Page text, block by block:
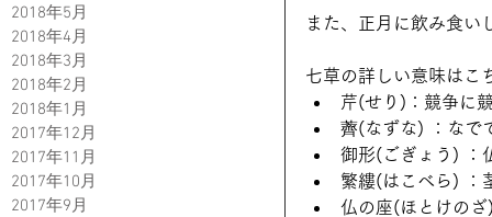
2018年5月
2018年4月
2018年3月
2018年2月
2018年1月
2017年12月
2017年11月
2017年10月
2017年9月
また、正月に飲み食い
七草の詳しい意味は
芹(せり)：競争に
薺(なずな) ：な
御形(ごぎょう)
繁縷(はこべら)
仏の座(ほとけの